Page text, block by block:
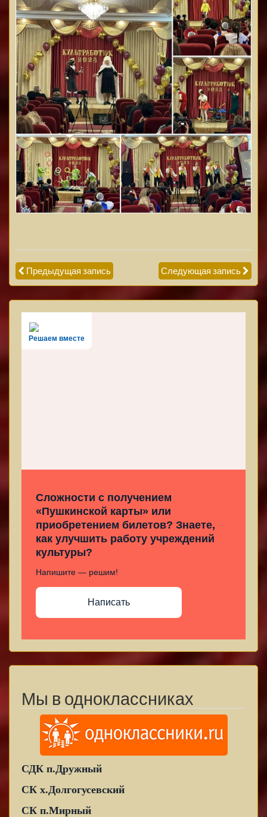
Предыдущая запись Следующая запись
Решаем вместе
Сложности с получением
«Пушкинской карты» или
приобретением билетов? Знаете,
как улучшить работу учреждений
культуры?
Напишите — решим!
Написать
Мы в одноклассниках
СДК п.Дружный
СК х.Долгогусевский
СК п.Мирный